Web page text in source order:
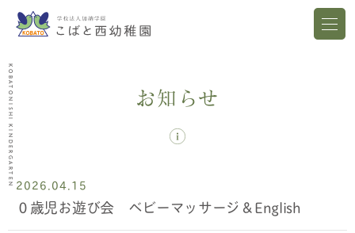
KOBATONISHI KINDERGARTEN お知らせ
2026.04.15
０歳児お遊び会 ベビーマッサージ＆English